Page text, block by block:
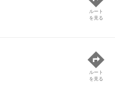
ルート
を見る
ルート
を見る